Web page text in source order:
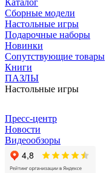
Каталог
Сборные модели
Настольные игры
Подарочные наборы
Новинки
Сопутствующие товары
Книги
ПАЗЛЫ
Настольные игры
Пресс-центр
Новости
Видеообзоры